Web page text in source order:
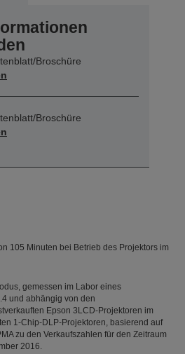
Broschüre
Broschüre
105 Minuten bei Betrieb des Projektors im
gemessen im Labor eines
und abhängig von den
Epson 3LCD-Projektoren im
1-Chip-DLP-Projektoren, basierend auf
zu den Verkaufszahlen für den Zeitraum
2016.